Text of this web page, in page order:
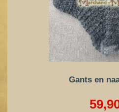
Gants en